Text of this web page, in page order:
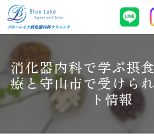
消化器内科で学ぶ摂
療と守山市で受けら
ト情報